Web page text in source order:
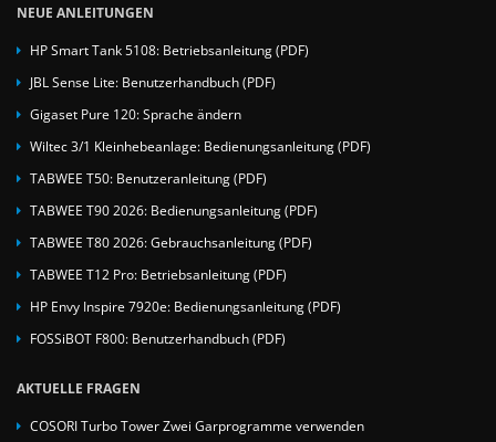
NEUE ANLEITUNGEN
HP Smart Tank 5108: Betriebsanleitung (PDF)
JBL Sense Lite: Benutzerhandbuch (PDF)
Gigaset Pure 120: Sprache ändern
Wiltec 3/1 Kleinhebeanlage: Bedienungsanleitung (PDF)
TABWEE T50: Benutzeranleitung (PDF)
TABWEE T90 2026: Bedienungsanleitung (PDF)
TABWEE T80 2026: Gebrauchsanleitung (PDF)
TABWEE T12 Pro: Betriebsanleitung (PDF)
HP Envy Inspire 7920e: Bedienungsanleitung (PDF)
FOSSiBOT F800: Benutzerhandbuch (PDF)
AKTUELLE FRAGEN
COSORI Turbo Tower Zwei Garprogramme verwenden